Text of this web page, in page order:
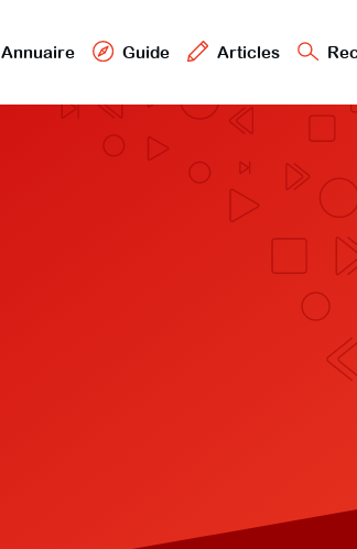
Annuaire Guide Articles